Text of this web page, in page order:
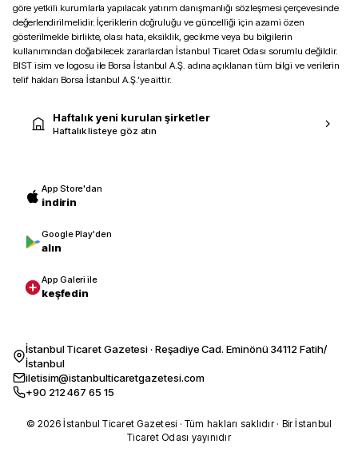
göre yetkili kurumlarla yapılacak yatırım danışmanlığı sözleşmesi çerçevesinde
değerlendirilmelidir. İçeriklerin doğruluğu ve güncelliği için azami özen
gösterilmekle birlikte, olası hata, eksiklik, gecikme veya bu bilgilerin
kullanımından doğabilecek zararlardan İstanbul Ticaret Odası sorumlu değildir.
BIST isim ve logosu ile Borsa İstanbul A.Ş. adına açıklanan tüm bilgi ve verilerin
telif hakları Borsa İstanbul A.Ş.’ye aittir.
Haftalık yeni kurulan şirketler
Haftalık listeye göz atın
App Store'dan
indirin
Google Play'den
alın
App Galeri ile
keşfedin
İstanbul Ticaret Gazetesi · Reşadiye Cad. Eminönü 34112 Fatih/
İstanbul
iletisim@istanbulticaretgazetesi.com
+90 212 467 65 15
© 2026 İstanbul Ticaret Gazetesi · Tüm hakları saklıdır · Bir İstanbul
Ticaret Odası yayınıdır